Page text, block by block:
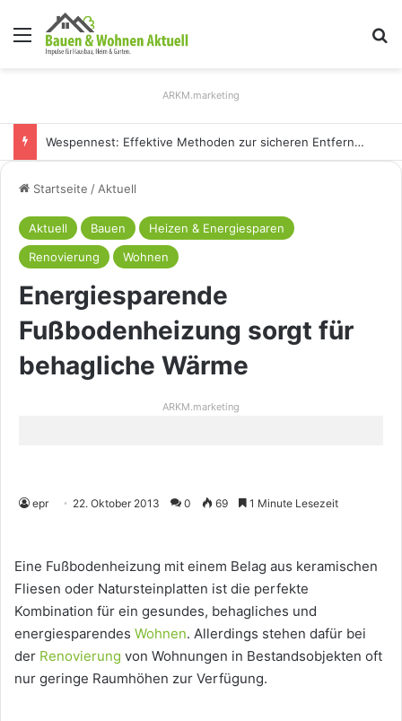
Menü
ARKM.marketing
Holz Pendelleuchten: Eleganz und Nachhaltigkeit für Ihr Zuhause
Startseite / Aktuell
Aktuell Bauen
Heizen & Energiesparen
Renovierung
Wohnen
Energiesparende
Fußbodenheizung sorgt für
behagliche Wärme
ARKM.marketing
epr 22. Oktober 2013 0 69 1 Minute Lesezeit
Eine Fußbodenheizung mit einem Belag aus keramischen
Fliesen oder Natursteinplatten ist die perfekte
Kombination für ein gesundes, behagliches und
energiesparendes Wohnen. Allerdings stehen dafür bei
der Renovierung von Wohnungen in Bestandsobjekten oft
nur geringe Raumhöhen zur Verfügung.